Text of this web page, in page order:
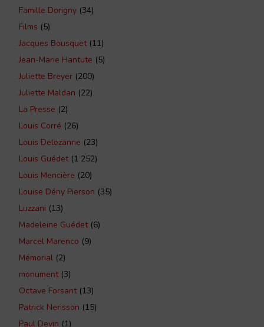
Famille Dorigny (34)
Films (5)
Jacques Bousquet(11)
Jean-Marie Hantute (5)
Juliette Breyer (200)
Juliette Maldan (22)
La Presse (2)
Louis Corré (26)
Louis Delozanne (23)
Louis Guédet(1 252)
Louis Mencière (20)
Louise Dény Pierson (35)
Luzzani (13)
Madeleine Guédet(6)
Marcel Marenco (9)
Mémorial (2)
monument(3)
Octave Forsant(13)
Patrick Nerisson (15)
Paul Devin (1)